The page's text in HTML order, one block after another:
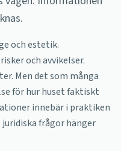
och estetik.
och avvikelser.
Men det som många
för hur huset faktiskt
innebär i praktiken
frågor hänger